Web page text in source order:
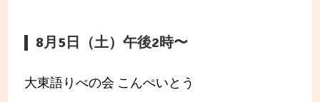
8月5日（土）午後2時〜
大東語りべの会 こんぺいとう